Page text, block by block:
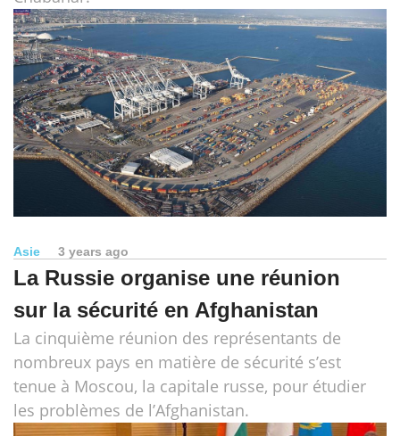
Asie 3 years ago
La Russie organise une réunion
sur la sécurité en Afghanistan
La cinquième réunion des représentants de
nombreux pays en matière de sécurité s’est
tenue à Moscou, la capitale russe, pour étudier
les problèmes de l’Afghanistan.